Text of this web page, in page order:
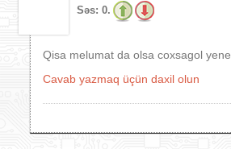
Səs: 0.
Qisa melumat da olsa coxsagol yene
Cavab yazmaq üçün daxil olun